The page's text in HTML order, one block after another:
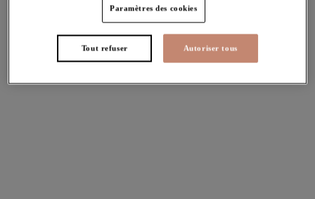
Royaume-Uni / US / RDM
press@wacoal-europe.com
Paramètres des cookies
Tout refuser Autoriser tous